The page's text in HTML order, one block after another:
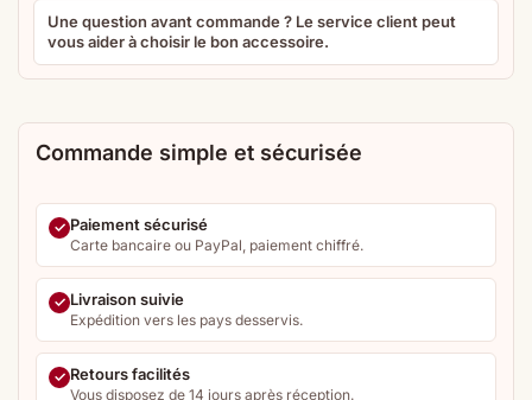
Une question avant commande ? Le service client peut
vous aider à choisir le bon accessoire.
Commande simple et sécurisée
Paiement sécurisé
Carte bancaire ou PayPal, paiement chiffré.
Livraison suivie
Expédition vers les pays desservis.
Retours facilités
Vous disposez de 14 jours après réception.